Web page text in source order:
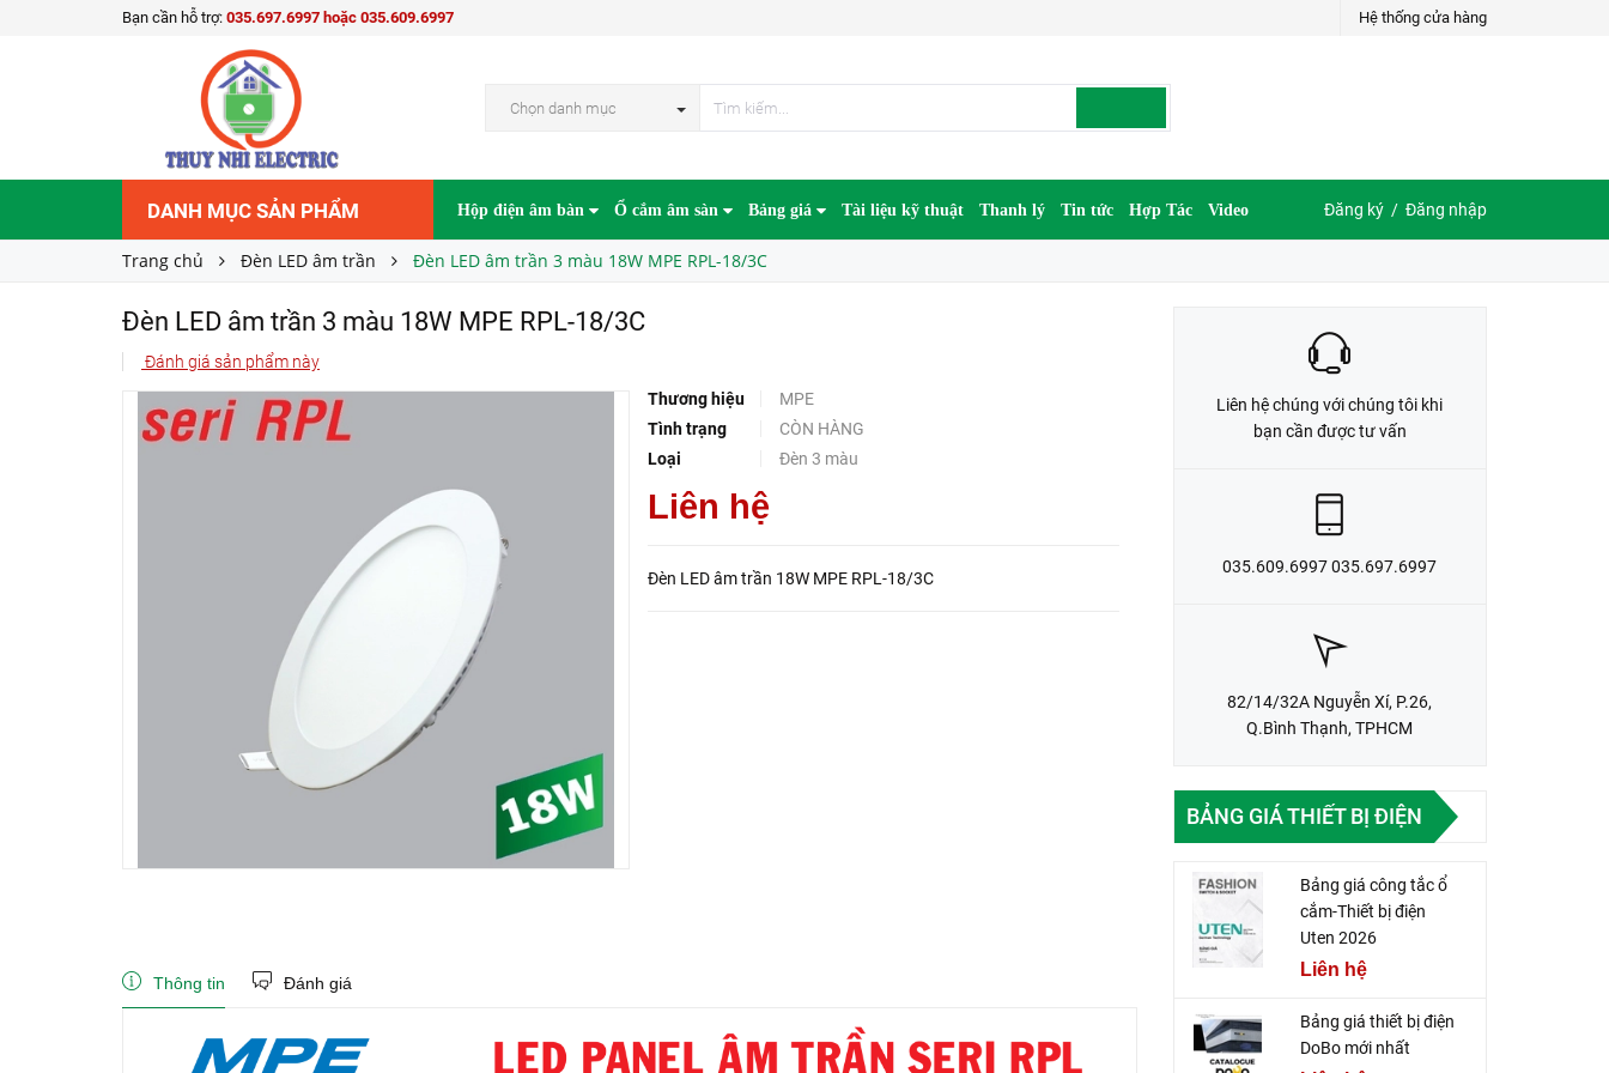
Bạn cần hỗ trợ: 035.697.6997 hoặc 035.609.6997 Hệ thống cửa hàng
Chọn danh mục
DANH MỤC SẢN PHẨM Hộp điện âm bàn Ổ cắm âm sàn Bảng giá Tài liệu kỹ thuật Thanh lý Tin tức Hợp Tác Video Đăng ký / Đăng nhập
Trang chủ Đèn LED âm trần Đèn LED âm trần 3 màu 18W MPE RPL-18/3C
Đèn LED âm trần 3 màu 18W MPE RPL-18/3C
Đánh giá sản phẩm này
Thương hiệu
MPE
Tình trạng
CÒN HÀNG
Loại
Đèn 3 màu
Liên hệ
Đèn LED âm trần 18W MPE RPL-18/3C
Đèn LED âm trần 3 màu 18W MPE RPL-18/3C
Giá bán: Liên hệ
LIÊN HỆ ĐẶT HÀNG
Thông tin Đánh giá
Liên hệ chúng với chúng tôi khi
bạn cần được tư vấn
035.609.6997 035.697.6997
82/14/32A Nguyễn Xí, P.26,
Q.Bình Thạnh, TPHCM
BẢNG GIÁ THIẾT BỊ ĐIỆN
Bảng giá công tắc ổ
cắm-Thiết bị điện
Uten 2026
Liên hệ
Bảng giá thiết bị điện
DoBo mới nhất